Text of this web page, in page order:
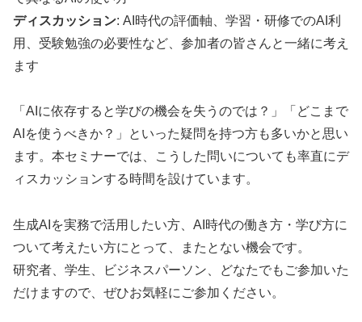
ディスカッション: AI時代の評価軸、学習・研修でのAI利
用、受験勉強の必要性など、参加者の皆さんと一緒に考え
ます
「AIに依存すると学びの機会を失うのでは？」「どこまで
AIを使うべきか？」といった疑問を持つ方も多いかと思い
ます。本セミナーでは、こうした問いについても率直にデ
ィスカッションする時間を設けています。
生成AIを実務で活用したい方、AI時代の働き方・学び方に
ついて考えたい方にとって、またとない機会です。
研究者、学生、ビジネスパーソン、どなたでもご参加いた
だけますので、ぜひお気軽にご参加ください。